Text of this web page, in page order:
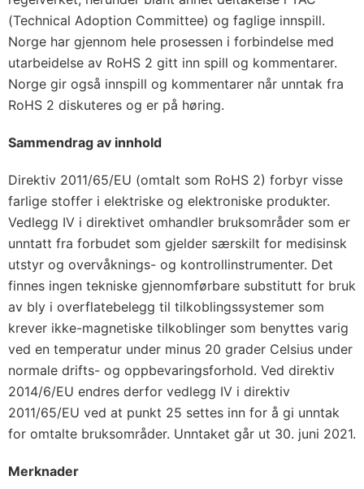
(Technical Adoption Committee) og faglige innspill.
Norge har gjennom hele prosessen i forbindelse med
utarbeidelse av RoHS 2 gitt inn spill og kommentarer.
Norge gir også innspill og kommentarer når unntak fra
RoHS 2 diskuteres og er på høring.
Sammendrag av innhold
Direktiv 2011/65/EU (omtalt som RoHS 2) forbyr visse
farlige stoffer i elektriske og elektroniske produkter.
Vedlegg IV i direktivet omhandler bruksområder som er
unntatt fra forbudet som gjelder særskilt for medisinsk
utstyr og overvåknings- og kontrollinstrumenter. Det
finnes ingen tekniske gjennomførbare substitutt for bruk
av bly i overflatebelegg til tilkoblingssystemer som
krever ikke-magnetiske tilkoblinger som benyttes varig
ved en temperatur under minus 20 grader Celsius under
normale drifts- og oppbevaringsforhold. Ved direktiv
2014/6/EU endres derfor vedlegg IV i direktiv
2011/65/EU ved at punkt 25 settes inn for å gi unntak
for omtalte bruksområder. Unntaket går ut 30. juni 2021.
Merknader